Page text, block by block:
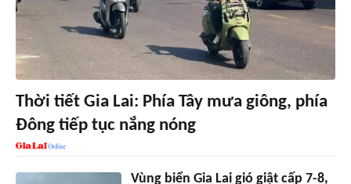
Thời tiết Gia Lai: Phía Tây mưa giông, phía
Đông tiếp tục nắng nóng
Vùng biển Gia Lai gió giật cấp 7-8,